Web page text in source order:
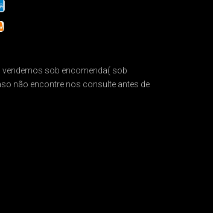
sob encomenda( sob
não encontre nos consulte antes de